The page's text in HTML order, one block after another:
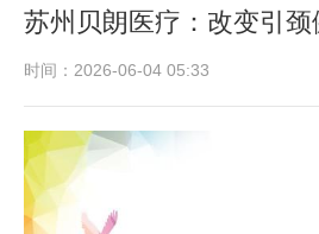
苏州贝朗医疗：改变引颈
时间：2026-06-04 05:33